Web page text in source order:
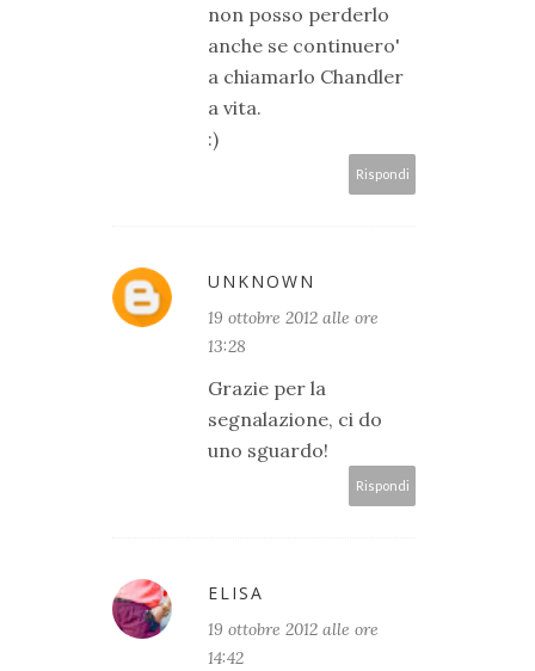
non posso perderlo
anche se continuero'
a chiamarlo Chandler
a vita.
:)
Rispondi
UNKNOWN
19 ottobre 2012 alle ore
13:28
Grazie per la
segnalazione, ci do
uno sguardo!
Rispondi
ELISA
19 ottobre 2012 alle ore
14:42